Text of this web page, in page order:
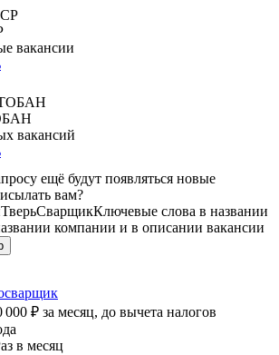
вакансии
вакансий
ещё будут появляться новые
вам?
ТверьСварщикКлючевые слова в названии
компании и в описании вакансии
000 ₽ за месяц, до вычета налогов
в месяц